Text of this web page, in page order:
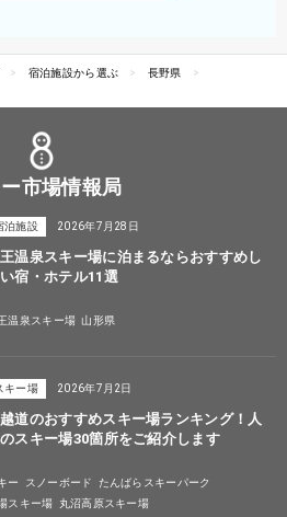
宿泊施設から選ぶ
長野県
市場情報局
泊施設 2026年7月28日
温泉スキー場に泊まるならおすすめし
宿・ホテル11選
温泉スキー場 山形県
キー場 2026年7月2日
道のおすすめスキー場ランキング！人
スキー場30箇所をご紹介します
ー スノーボード
たんばらスキーパーク
スキー場
丸沼高原スキー場